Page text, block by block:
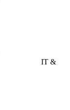
IT &